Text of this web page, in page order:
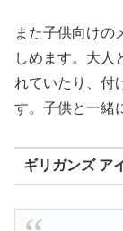
また子供向けの
しめます。大人
れていたり、付
す。子供と一緒
ギリガンズ ア